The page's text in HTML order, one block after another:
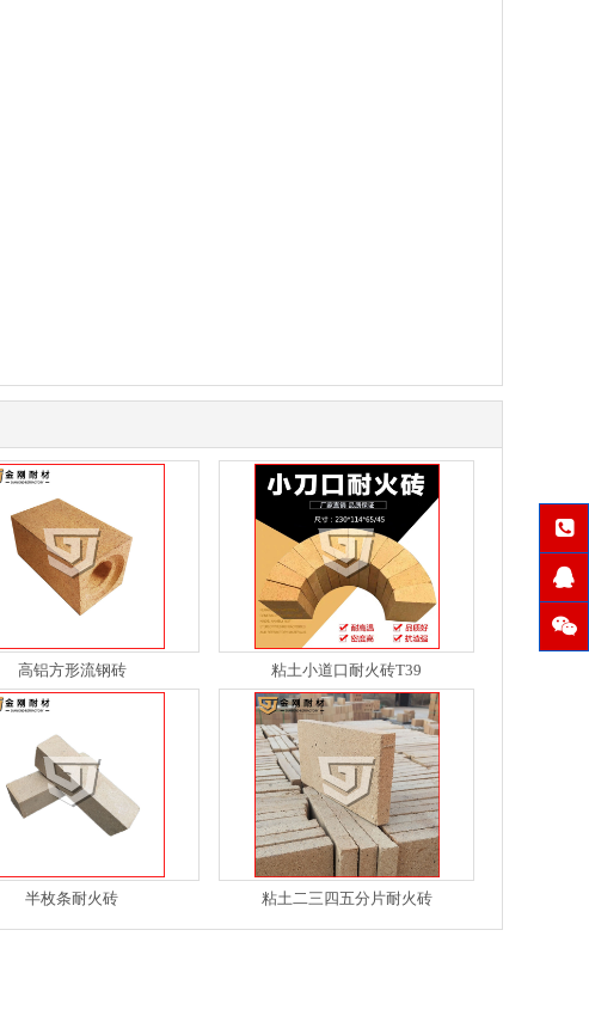
高铝方形流钢砖 粘土小道口耐火砖T39
半枚条耐火砖 粘土二三四五分片耐火砖